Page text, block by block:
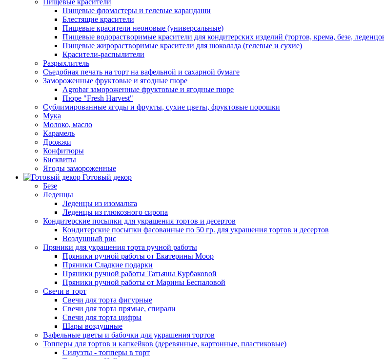
Пищевые красители
Пищевые фломастеры и гелевые карандаши
Блестящие красители
Пищевые красители неоновые (универсальные)
Пищевые водорастворимые красители для кондитерских изделий (тортов, крема, безе,
Пищевые жирорастворимые красители для шоколада (гелевые и сухие)
Красители-распылители
Разрыхлитель
Съедобная печать на торт на вафельной и сахарной бумаге
Замороженные фруктовые и ягодные пюре
Agrobar замороженные фруктовые и ягодные пюре
Пюре "Fresh Harvest"
Сублимированные ягоды и фрукты, сухие цветы, фруктовые порошки
Мука
Молоко, масло
Карамель
Дрожжи
Конфитюры
Бисквиты
Ягоды замороженные
Готовый декор
Безе
Леденцы
Леденцы из изомальта
Леденцы из глюкозного сиропа
Кондитерские посыпки для украшения тортов и десертов
Кондитерские посыпки фасованные по 50 гр. для украшения тортов и десертов
Воздушный рис
Пряники для украшения торта ручной работы
Пряники ручной работы от Екатерины Моор
Пряники Сладкие подарки
Пряники ручной работы Татьяны Курбаковой
Пряники ручной работы от Марины Беспаловой
Свечи в торт
Свечи для торта фигурные
Свечи для торта прямые, спирали
Свечи для торта цифры
Шары воздушные
Вафельные цветы и бабочки для украшения тортов
Топперы для тортов и капкейков (деревянные, картонные, пластиковые)
Силуэты - топперы в торт